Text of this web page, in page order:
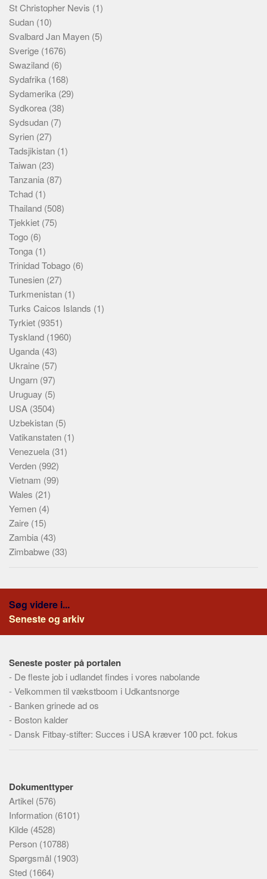
St Christopher Nevis (1)
Sudan (10)
Svalbard Jan Mayen (5)
Sverige (1676)
Swaziland (6)
Sydafrika (168)
Sydamerika (29)
Sydkorea (38)
Sydsudan (7)
Syrien (27)
Tadsjikistan (1)
Taiwan (23)
Tanzania (87)
Tchad (1)
Thailand (508)
Tjekkiet (75)
Togo (6)
Tonga (1)
Trinidad Tobago (6)
Tunesien (27)
Turkmenistan (1)
Turks Caicos Islands (1)
Tyrkiet (9351)
Tyskland (1960)
Uganda (43)
Ukraine (57)
Ungarn (97)
Uruguay (5)
USA (3504)
Uzbekistan (5)
Vatikanstaten (1)
Venezuela (31)
Verden (992)
Vietnam (99)
Wales (21)
Yemen (4)
Zaire (15)
Zambia (43)
Zimbabwe (33)
Søg videre i...
Seneste og arkiv
Seneste poster på portalen
- De fleste job i udlandet findes i vores nabolande
-Velkommen til vækstboom i Udkantsnorge
- Banken grinede ad os
- Boston kalder
- Dansk Fitbay-stifter: Succes i USA kræver 100 pct. fokus
Dokumenttyper
Artikel (576)
Information (6101)
Kilde (4528)
Person (10788)
Spørgsmål (1903)
Sted (1664)